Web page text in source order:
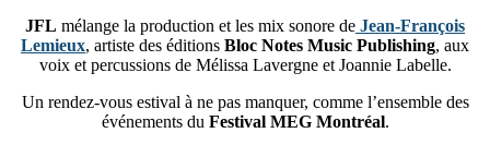
JFL mélange la production et les mix sonore de Jean-François
Lemieux, artiste des éditions Bloc Notes Music Publishing, aux
voix et percussions de Mélissa Lavergne et Joannie Labelle.
Un rendez-vous estival à ne pas manquer, comme l’ensemble des
événements du Festival MEG Montréal.